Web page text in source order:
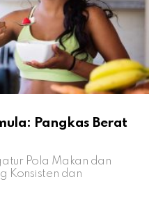
Pangkas Berat
Pola Makan dan
Konsisten dan